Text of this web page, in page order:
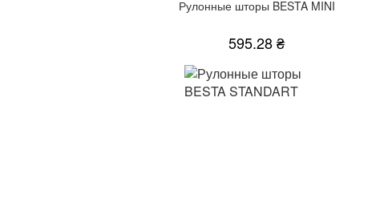
Рулонные шторы BESTA MINI
595.28 ₴